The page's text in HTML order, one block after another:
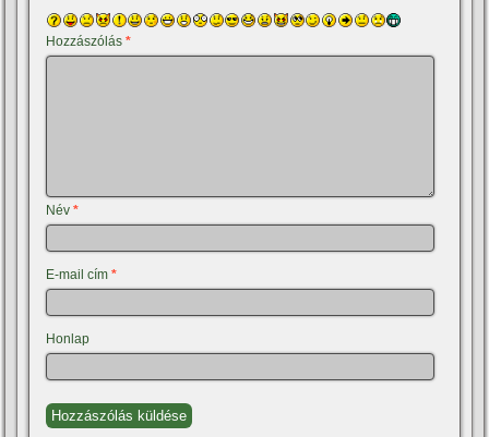
Hozzászólás*
Név*
E-mail cím*
Honlap